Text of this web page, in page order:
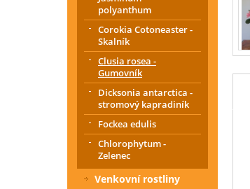
polyanthum
Corokia Cotoneaster -
Skalník
Clusia rosea -
Gumovník
Dicksonia antarctica -
stromový kapradiník
Fockea edulis
Chlorophytum -
Zelenec
Venkovní rostliny